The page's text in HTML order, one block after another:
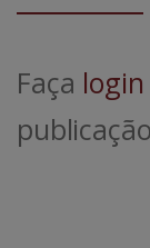
Faça login